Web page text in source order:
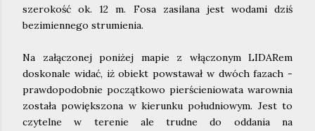
szerokość ok. 12 m. Fosa zasilana jest wodami dziś
bezimiennego strumienia.
Na załączonej poniżej mapie z włączonym LIDARem
doskonale widać, iż obiekt powstawał w dwóch fazach -
prawdopodobnie początkowo pierścieniowata warownia
została powiększona w kierunku południowym. Jest to
czytelne w terenie ale trudne do oddania na